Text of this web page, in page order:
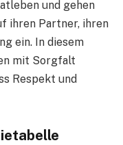
und gehen
ihren Partner, ihren
ein. In diesem
mit Sorgfalt
Respekt und